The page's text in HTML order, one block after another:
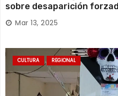
sobre desaparición
Mar 13, 2025
CULTURA REGIONAL